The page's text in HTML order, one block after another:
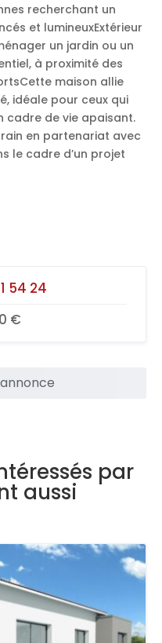
recherchant un
et lumineuxExtérieur
un jardin ou un
à proximité des
maison allie
idéale pour ceux qui
cadre de vie apaisant.
en partenariat avec
le cadre d’un projet
54 24
€
par
aussi